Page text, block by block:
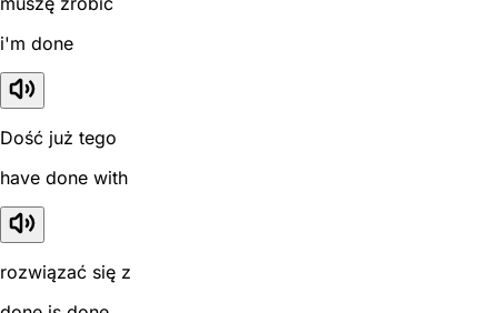
i'm done
Dość już tego
have done with
rozwiązać się z